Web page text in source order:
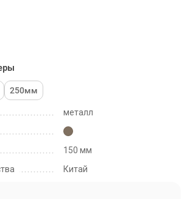
металл
150 мм
Китай
250мм